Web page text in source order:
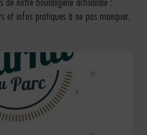
et infos pratiques à ne pas manquer.